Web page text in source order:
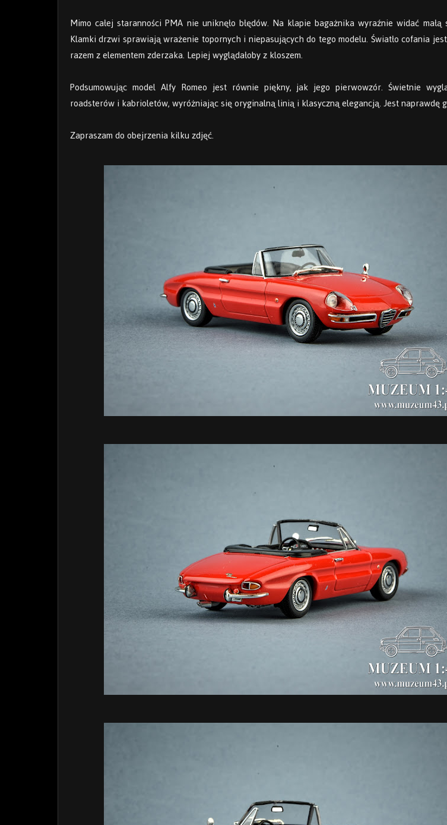
Mimo całej staranności PMA nie uniknęło błędów. Na klapie bagażnika wyraźnie widać
Klamki drzwi sprawiają wrażenie topornych i niepasujących do tego modelu. Światło cofania
razem z elementem zderzaka. Lepiej wyglądałoby z kloszem.
Podsumowując model Alfy Romeo jest równie piękny, jak jego pierwowzór. Świetnie
roadsterów i kabrioletów, wyróżniając się oryginalną linią i klasyczną elegancją. Jest naprawdę
Zapraszam do obejrzenia kilku zdjęć.